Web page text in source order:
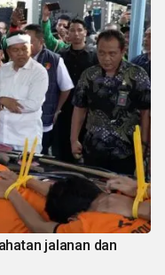
jalanan dan